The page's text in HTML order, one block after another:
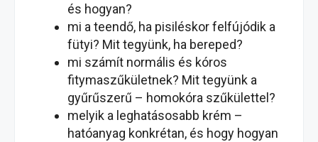
és hogyan?
mi a teendő, ha pisiléskor felfújódik a
fütyi? Mit tegyünk, ha bereped?
mi számít normális és kóros
fitymaszűkületnek? Mit tegyünk a
gyűrűszerű – homokóra szűkülettel?
melyik a leghatásosabb krém –
hatóanyag konkrétan, és hogy hogyan